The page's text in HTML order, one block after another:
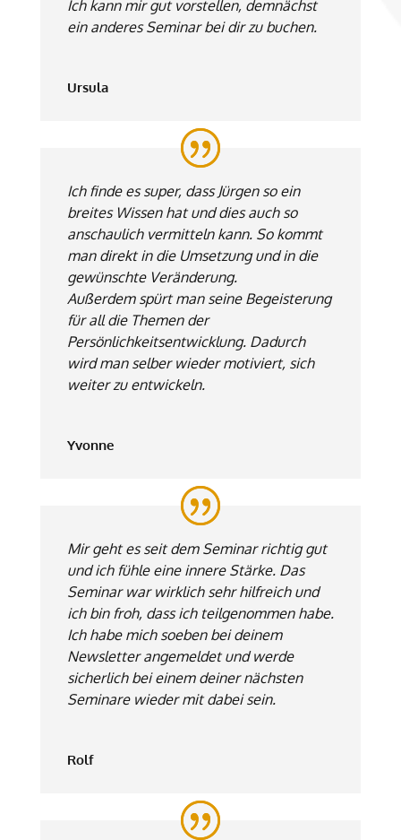
Ich kann mir gut vorstellen, demnächst
ein anderes Seminar bei dir zu buchen.
Ursula
Ich finde es super, dass Jürgen so ein
breites Wissen hat und dies auch so
anschaulich vermitteln kann. So kommt
man direkt in die Umsetzung und in die
gewünschte Veränderung.
Außerdem spürt man seine Begeisterung
für all die Themen der
Persönlichkeitsentwicklung. Dadurch
wird man selber wieder motiviert, sich
weiter zu entwickeln.
Yvonne
Mir geht es seit dem Seminar richtig gut
und ich fühle eine innere Stärke. Das
Seminar war wirklich sehr hilfreich und
ich bin froh, dass ich teilgenommen habe.
Ich habe mich soeben bei deinem
Newsletter angemeldet und werde
sicherlich bei einem deiner nächsten
Seminare wieder mit dabei sein.
Rolf